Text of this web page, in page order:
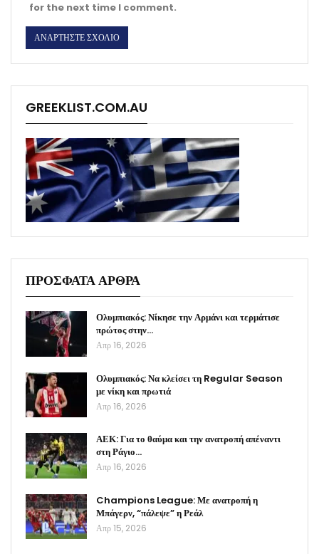
for the next time I comment.
GREEKLIST.COM.AU
ΠΡΟΣΦΑΤΑ ΑΡΘΡΑ
Ολυμπιακός: Νίκησε την Αρμάνι και τερμάτισε
πρώτος στην…
Απρ 16, 2026
Ολυμπιακός: Να κλείσει τη Regular Season
με νίκη και πρωτιά
Απρ 16, 2026
ΑΕΚ: Για το θαύμα και την ανατροπή απέναντι
στη Ράγιο…
Απρ 16, 2026
Champions League: Με ανατροπή η
Μπάγερν, “πάλεψε” η Ρεάλ
Απρ 15, 2026